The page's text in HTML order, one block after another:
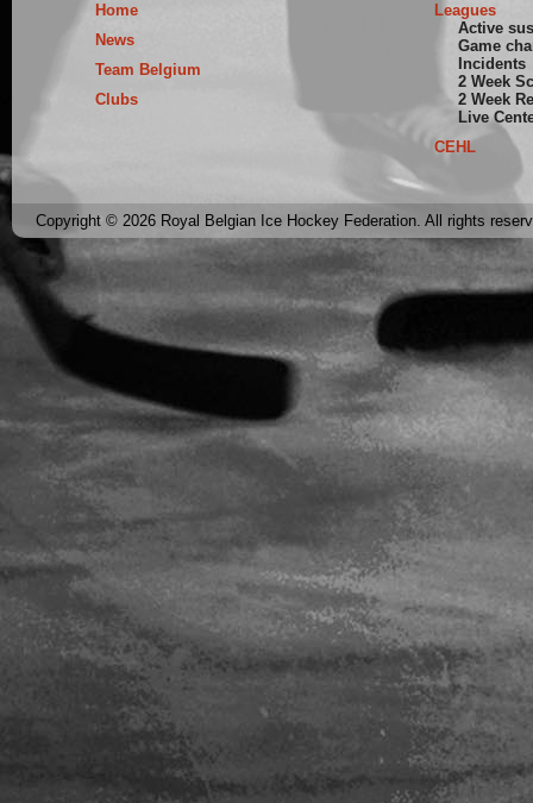
Home
News
Team Belgium
Clubs
Leagues
Active
Game
Incidents
2 Week
2 Week
Live
CEHL
Copyright © 2026 Royal Belgian Ice Hockey Federation. All rights